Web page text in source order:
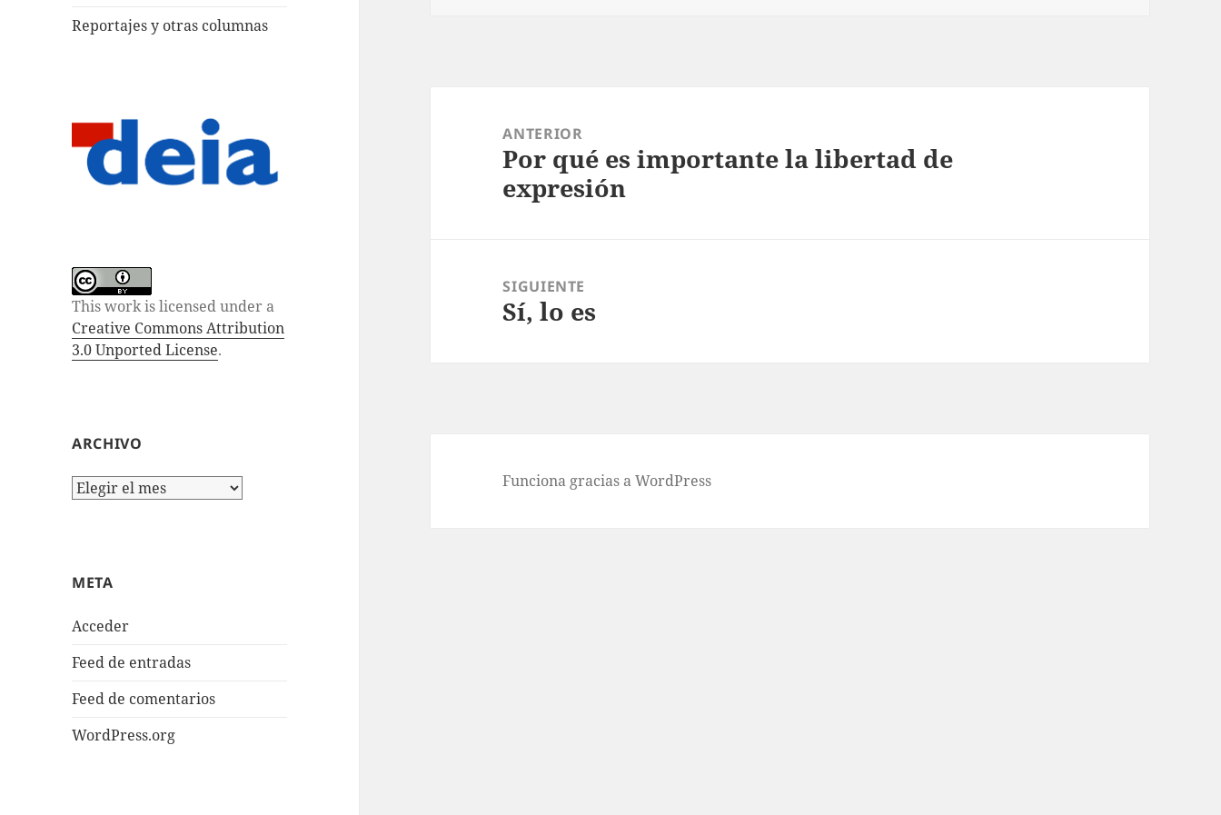
Reportajes y otras columnas
This work is licensed under a
Creative Commons Attribution
3.0 Unported License.
ARCHIVO
Archivo
META
Acceder
Feed de entradas
Feed de comentarios
WordPress.org
entradas
ANTERIOR
Entrada
anterior:
Por qué es importante la libertad de
expresión
SIGUIENTE
Entrada
Sí, lo es
Funciona gracias a WordPress